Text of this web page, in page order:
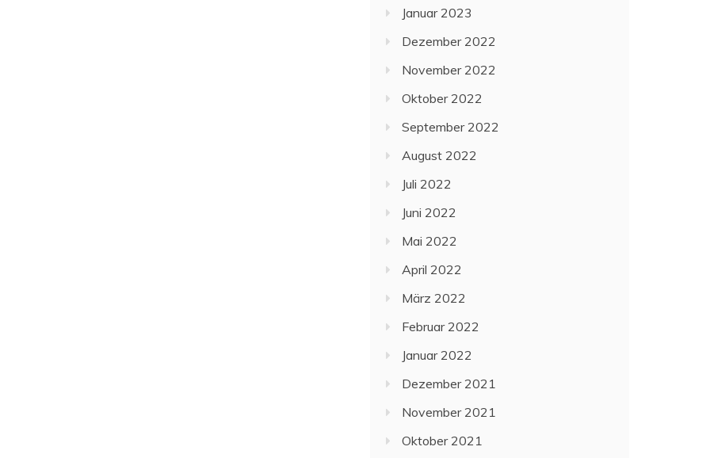
Januar 2023
Dezember 2022
November 2022
Oktober 2022
September 2022
August 2022
Juli 2022
Juni 2022
Mai 2022
April 2022
März 2022
Februar 2022
Januar 2022
Dezember 2021
November 2021
Oktober 2021